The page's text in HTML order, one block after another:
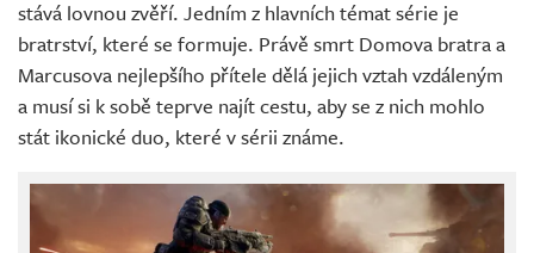
stává lovnou zvěří. Jedním z hlavních témat série je
bratrství, které se formuje. Právě smrt Domova bratra a
Marcusova nejlepšího přítele dělá jejich vztah vzdáleným
a musí si k sobě teprve najít cestu, aby se z nich mohlo
stát ikonické duo, které v sérii známe.